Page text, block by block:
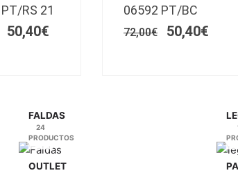
Las
opciones
página
de
producto
RS 21
72,00€.
50,40€
50,40€.
Las
opciones
06592 PT/BC
72,00€
72,00€.
50,40€
FALDAS
24
PRODUCTOS
OUTLET